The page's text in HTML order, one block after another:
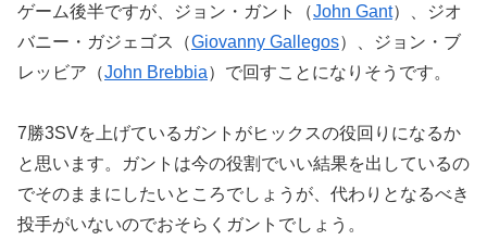
ゲーム後半ですが、ジョン・ガント（John Gant）、ジオ
バニー・ガジェゴス（Giovanny Gallegos）、ジョン・ブ
レッビア（John Brebbia）で回すことになりそうです。
7勝3SVを上げているガントがヒックスの役回りになるか
と思います。ガントは今の役割でいい結果を出しているの
でそのままにしたいところでしょうが、代わりとなるべき
投手がいないのでおそらくガントでしょう。